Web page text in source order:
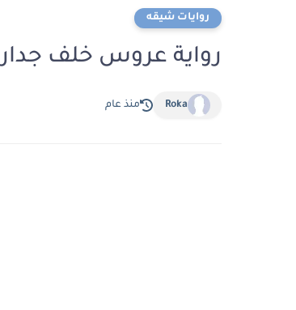
روايات شيقه
رواية عروس خلف جدار الدم
Roka منذ عام